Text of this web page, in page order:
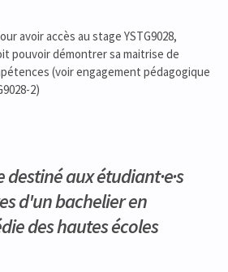
avoir accès au stage YSTG9028,
pouvoir démontrer sa maitrise de
(voir engagement pédagogique
2)
destiné aux étudiant·e·s
d'un bachelier en
des hautes écoles